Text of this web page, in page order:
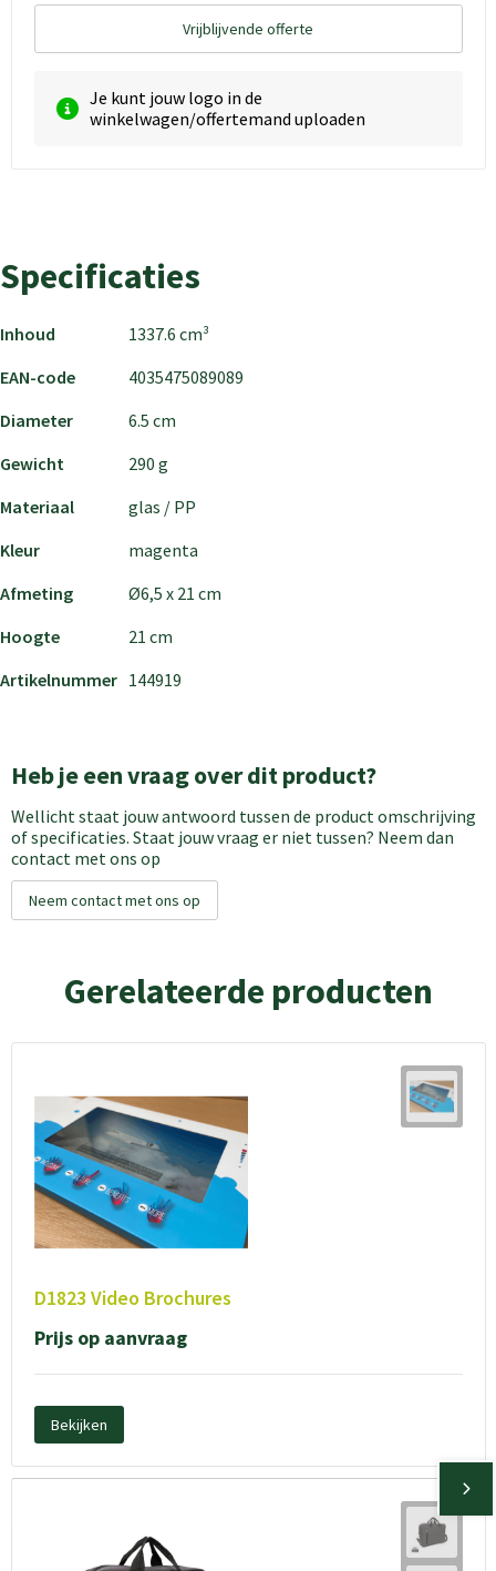
Vrijblijvende offerte
Je kunt jouw logo in de
winkelwagen/offertemand uploaden
Specificaties
Inhoud
1337.6 cm³
EAN-code
4035475089089
Diameter
6.5 cm
Gewicht
290 g
Materiaal
glas / PP
Kleur
magenta
Afmeting
Ø6,5 x 21 cm
Hoogte
21 cm
Artikelnummer 144919
Heb je een vraag over dit product?
Wellicht staat jouw antwoord tussen de product omschrijving
of specificaties. Staat jouw vraag er niet tussen? Neem dan
contact met ons op
Neem contact met ons op
Gerelateerde producten
D1823 Video Brochures
Prijs op aanvraag
Bekijken